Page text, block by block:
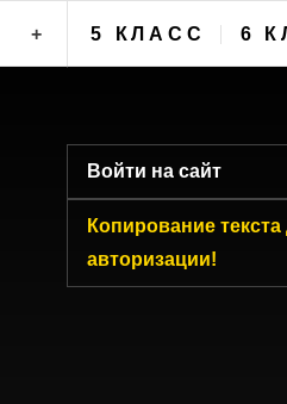
+ 5 КЛАСС 6
Войти на сайт
Копирование
авторизации!